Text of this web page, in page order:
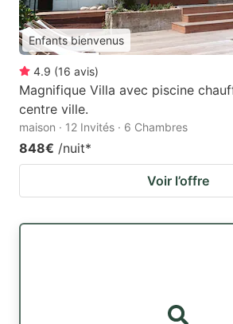
Enfants bienvenus
4.9 (16 avis)
Magnifique Villa avec piscine
centre ville.
maison · 12 Invités · 6 Chambres
848€ /nuit*
Voir l’offre